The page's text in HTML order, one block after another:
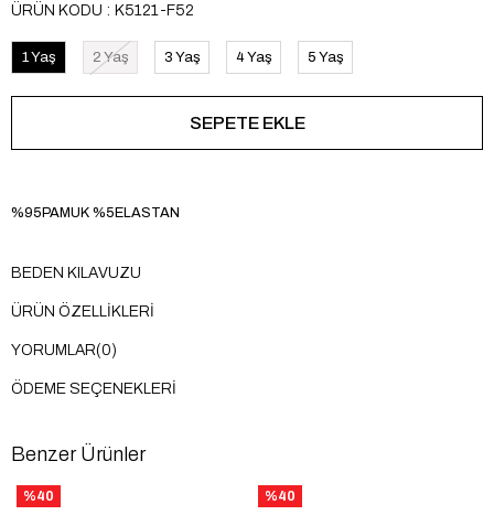
ÜRÜN KODU K5121-F52
1 Yaş 2 Yaş 3 Yaş 4 Yaş 5 Yaş
%95PAMUK %5ELASTAN
BEDEN KILAVUZU
ÜRÜN ÖZELLIKLERI
YORUMLAR(0)
ÖDEME SEÇENEKLERI
Benzer Ürünler
%40 %40